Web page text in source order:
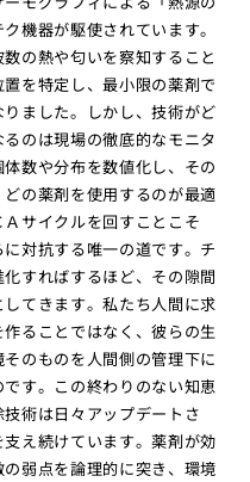
機器が駆使されています。
の熱や匂いを察知すること
を特定し、最小限の薬剤で
ました。しかし、技術がど
のは現場の徹底的なモニタ
数や分布を数値化し、その
の薬剤を使用するのが最適
サイクルを回すことこそ
対抗する唯一の道です。チ
すればするほど、その隙間
てきます。私たち人間に求
ることではなく、彼らの生
のものを人間側の管理下に
す。この終わりのない知恵
術は日々アップデートさ
え続けています。薬剤が効
弱点を論理的に突き、環境